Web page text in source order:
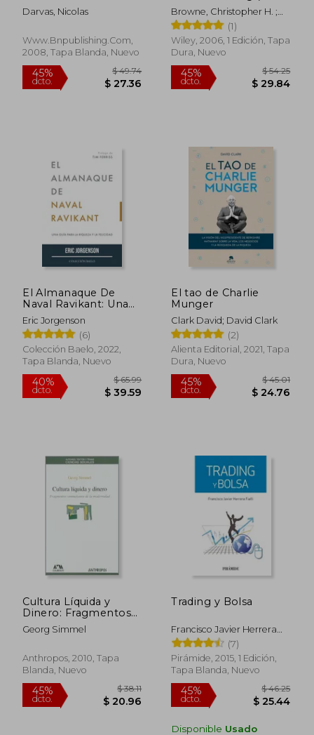
45%
dcto. $ 23.80
45%
dcto. $
Bolsa
Darvas, Nicolas
Www.bnpublishing.com,
2008, Tapa Blanda, Nuevo
Inglés)
Browne, Christopher H. ;
Lowenstein, Roger
(1)
Wiley, 2006, 1 Edición, Tapa
Dura, Nuevo
El Almanaque De
Naval Ravikant: Una
Guía Para La Riqueza
Y La Felicidad
Eric Jorgenson
(6)
Colección Baelo, 2022,
Tapa Blanda, Nuevo
El tao de Charlie
Munger
Clark David; David Clark
(2)
Alienta Editorial, 2021, Tapa
Dura, Nuevo
Cultura Líquida y
Dinero: Fragmentos
Simmelianos de la
Modernidad
Georg Simmel
Anthropos, 2010, Tapa
Blanda, Nuevo
Trading y Bolsa
Francisco Javier Herrera
Fialli
(7)
Pirámide, 2015, 1 Edición,
Tapa Blanda, Nuevo
Disponible Usado